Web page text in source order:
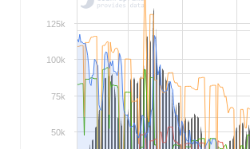
50k
75k
100k
125k